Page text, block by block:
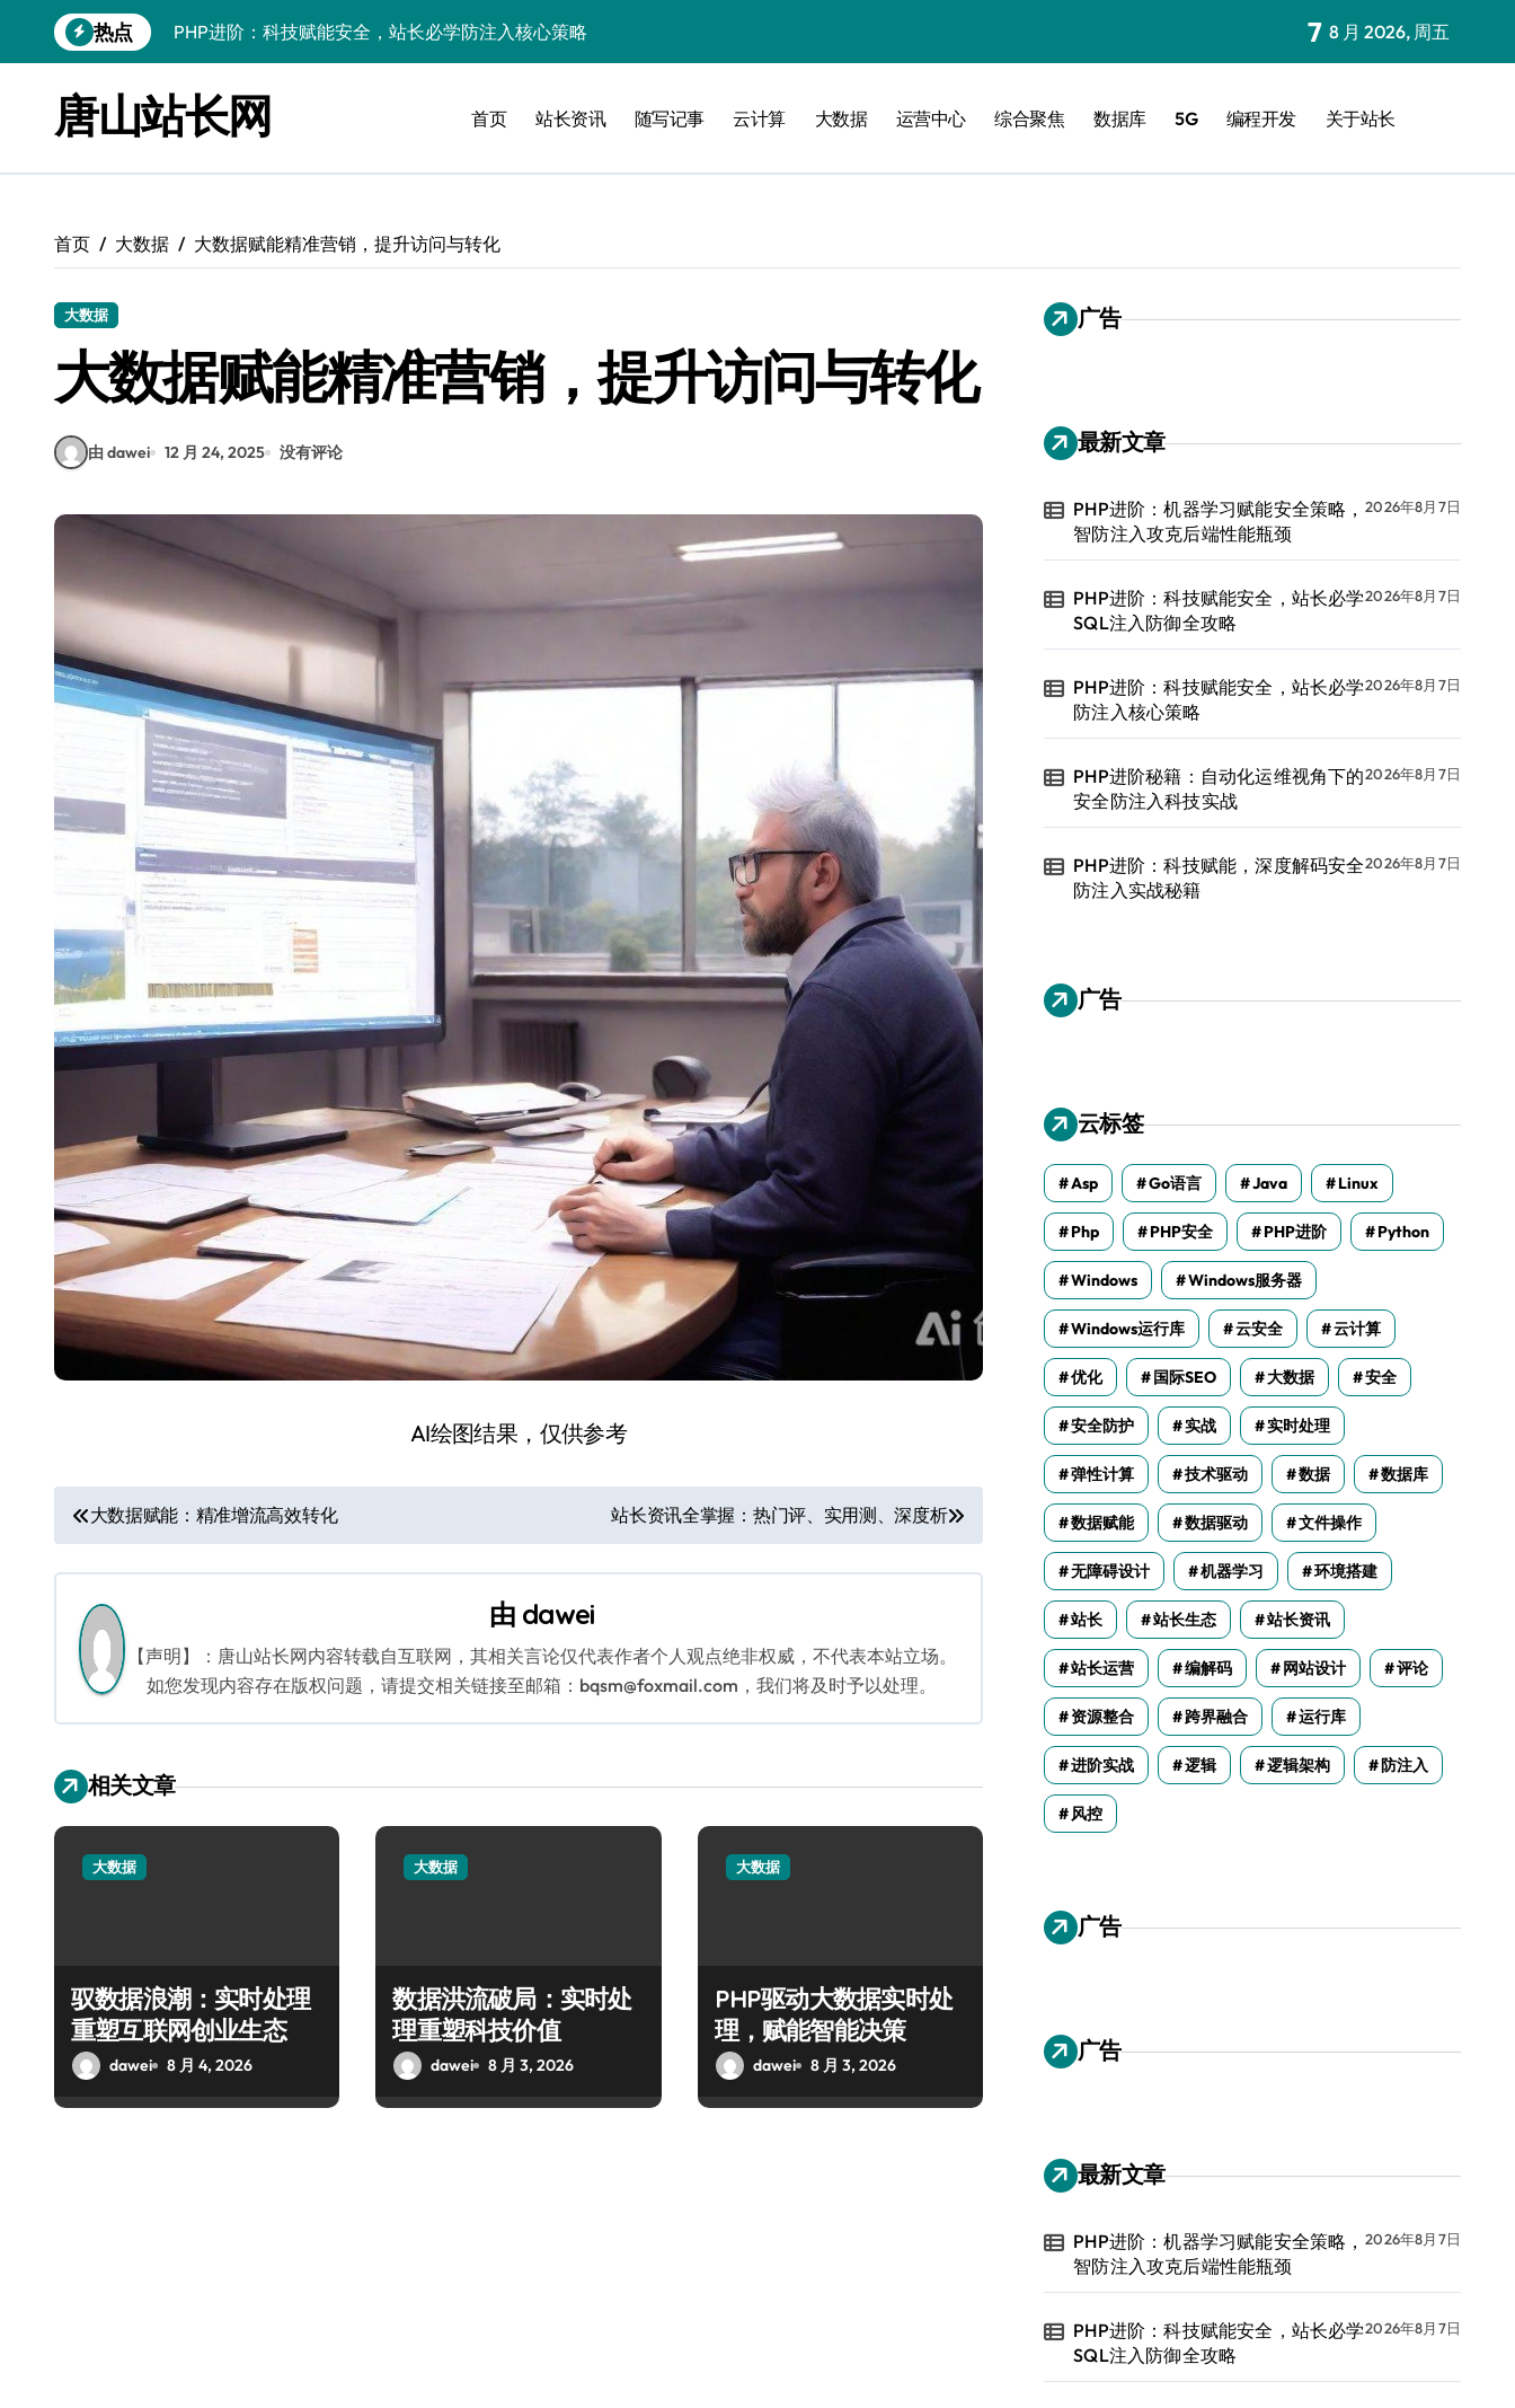
到
热点
PHP进阶：科技赋能安全，站长必学防注入核心策略
PHP进阶：科技赋能，深度解码安全防注入实战秘籍
云安全护航传媒数据新趋势
VR跨界融合新趋势：站长资源全攻略
云计算弹性架构：智能资源调配揭秘
PHP进阶：机器学习赋能安全策略，智防注入攻克后端性能瓶颈
7 8 月 2026, 周五
唐山站长网 首页 站长资讯 随写记事 云计算 大数据 运营中心 综合聚焦 数据库 5G 编程开发 关于站长
首页 大数据 大数据赋能精准营销，提升访问与转化
大数据
大数据赋能精准营销，提升访问与转化
由 dawei 12 月 24, 2025 没有评论
AI绘图结果，仅供参考
文
章
导
航
大数据赋能：精准增流高效转化 站长资讯全掌握：热门评、实用测、深度析
由 dawei
【声明】：唐山站长网内容转载自互联网，其相关言论仅代表作者个人观点绝非权威，不代表本站立场。
如您发现内容存在版权问题，请提交相关链接至邮箱：bqsm@foxmail.com，我们将及时予以处理。
相关文章
大数据
驭数据浪潮：实时处理
重塑互联网创业生态
dawei 8 月 4, 2026
大数据
数据洪流破局：实时处
理重塑科技价值
dawei 8 月 3, 2026
大数据
PHP驱动大数据实时处
理，赋能智能决策
dawei 8 月 3, 2026
广告
最新文章
PHP进阶：机器学习赋能安全策略，
智防注入攻克后端性能瓶颈
2026年8月7日
PHP进阶：科技赋能安全，站长必学
SQL注入防御全攻略
2026年8月7日
PHP进阶：科技赋能安全，站长必学
防注入核心策略
2026年8月7日
PHP进阶秘籍：自动化运维视角下的
安全防注入科技实战
2026年8月7日
PHP进阶：科技赋能，深度解码安全
防注入实战秘籍
2026年8月7日
广告
云标签
Asp Go语言 Java Linux
Php PHP安全 PHP进阶 Python
Windows Windows服务器
Windows运行库 云安全 云计算
优化 国际SEO 大数据 安全
安全防护 实战 实时处理
弹性计算 技术驱动 数据 数据库
数据赋能 数据驱动 文件操作
无障碍设计 机器学习 环境搭建
站长 站长生态 站长资讯
站长运营 编解码 网站设计 评论
资源整合 跨界融合 运行库
进阶实战 逻辑 逻辑架构 防注入
风控
广告
广告
最新文章
PHP进阶：机器学习赋能安全策略，
智防注入攻克后端性能瓶颈
2026年8月7日
PHP进阶：科技赋能安全，站长必学
SQL注入防御全攻略
2026年8月7日